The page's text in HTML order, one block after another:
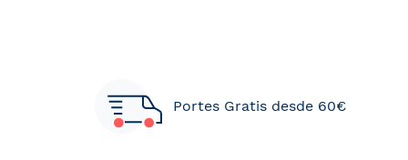
Portes Gratis desde 60€